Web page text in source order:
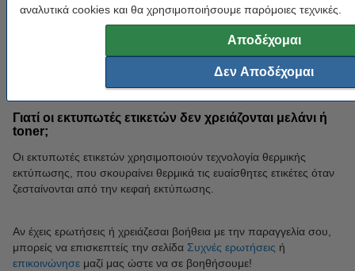
αναλυτικά cookies και θα χρησιμοποιήσουμε παρόμοιες τεχνικές.
Αποδέχομαι
Δεν Αποδέχομαι
Οι εκτυπωτές ετικετών εκτυπώνουν ετικέτες barcodes, λογότυπα,
γραφικά σε υλικά όπως χαρτί, βινύλιο, και πολυεστέρα. Οι
ετικετογράφοι χειρός εκτυπώνουν ετικέτες βάση το κείμενο με
βασικές γραμματοσειρές σε πλαστικό ή πλαστικοποιημένη ταινία.
Δεν συνδέονται με λογισμικό, αντίθετα η ετικέτα δημιουργείται
μέσω του ενσωματωμένου πληκτρολογίου ή οθόνης!
Γιατί οι εκτυπωτές ετικετών δεν χρειάζονται μελάνι ή
toner;
Οι εκτυπωτές ετικετών χρησιμοποιούν τεχνολογία θερμικής
εκτύπωσης, που σκουραίνει θερμικά τις ευαίσθητες ετικέτες όταν
ζεσταίνονται από την κεφαή εκτύπωσης.
Αν έχεις ερωτήσεις ή χρειάζεσαι βοήθεια με την παραγγελία σου,
μπορείς να επισκεπτείς την σελίδα Συχνές ερωτήσεις ή
επικοινώνησε μαζί μας ώστε να σε βοηθήσουμε!